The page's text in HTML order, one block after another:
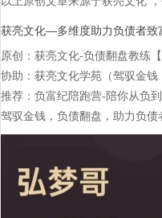
获亮文化—多维度助力负债者致
原创：获亮文化-负债翻盘教练
协助：获亮文化学苑（驾驭金钱
推荐：负富纪陪跑营-陪你从负
驾驭金钱，负债翻盘，助力负债